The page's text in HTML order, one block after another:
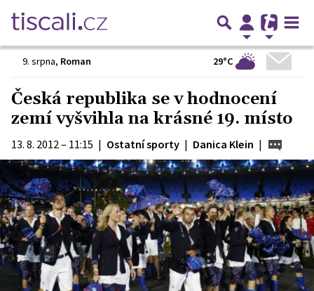
9. srpna, Roman 29°C
Česká republika se v hodnocení
zemí vyšvihla na krásné 19. místo
13. 8. 2012 – 11:15 | Ostatní sporty | Danica Klein |